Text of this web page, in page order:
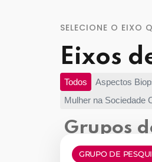
SELECIONE O EIXO
Eixos
Aspectos
Mulher na Sociedade
Todos
Grupos
GRUPO DE